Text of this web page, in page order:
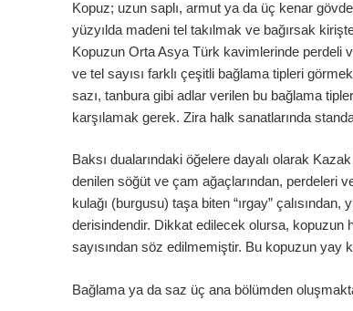
Kopuz; uzun saplı, armut ya da üç kenar
yüzyılda madeni tel takılmak ve bağırsak
Kopuzun Orta Asya Türk kavimlerinde perdeli
ve tel sayısı farklı çeşitli bağlama tipleri
sazı, tanbura gibi adlar verilen bu bağlama
karşılamak gerek. Zira halk sanatlarında
Baksı dualarındaki öğelere dayalı olarak
denilen söğüt ve çam ağaçlarından, perdeleri
kulağı (burgusu) taşa biten “ırgay”
derisindendir. Dikkat edilecek olursa, kopuzun
sayısından söz edilmemiştir. Bu kopuzun yay
Bağlama ya da saz üç ana bölümden